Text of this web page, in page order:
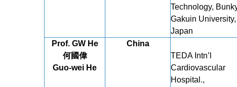
Technology,
Gakuin University,
Japan
Prof. GW He
何國偉
Guo-wei He
China
TEDA Intn’l
Cardiovascular
Hospital.,